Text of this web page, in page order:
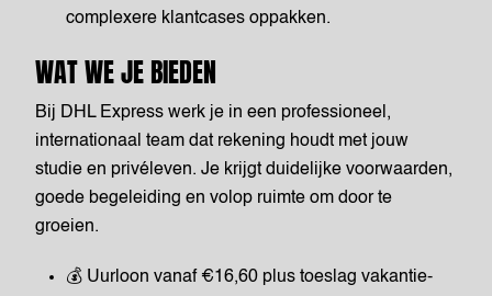
complexere klantcases oppakken.
WAT WE JE BIEDEN
Bij DHL Express werk je in een professioneel,
internationaal team dat rekening houdt met jouw
studie en privéleven. Je krijgt duidelijke voorwaarden,
goede begeleiding en volop ruimte om door te
groeien.
💰 Uurloon vanaf €16,60 plus toeslag vakantie-